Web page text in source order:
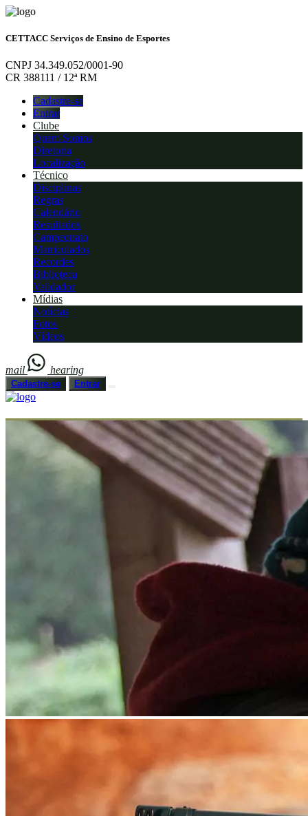
CETTACC Serviços de Ensino de Esportes
CNPJ 34.349.052/0001-90
CR 388111 / 12ª RM
Cadastre-se
Entrar
Clube
Quem Somos
Diretoria
Localização
Técnico
Disciplinas
Regras
Calendário
Resultados
Campeonato
Matriculados
Recordes
Biblioteca
Validador
Mídias
Notícias
Fotos
Vídeos
mail hearing
Cadastre-se Entrar